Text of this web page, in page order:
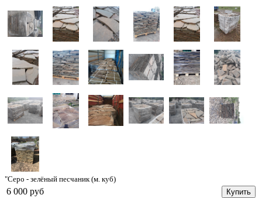
"Серо - зелёный песчаник (м. куб)
6 000 руб Купить